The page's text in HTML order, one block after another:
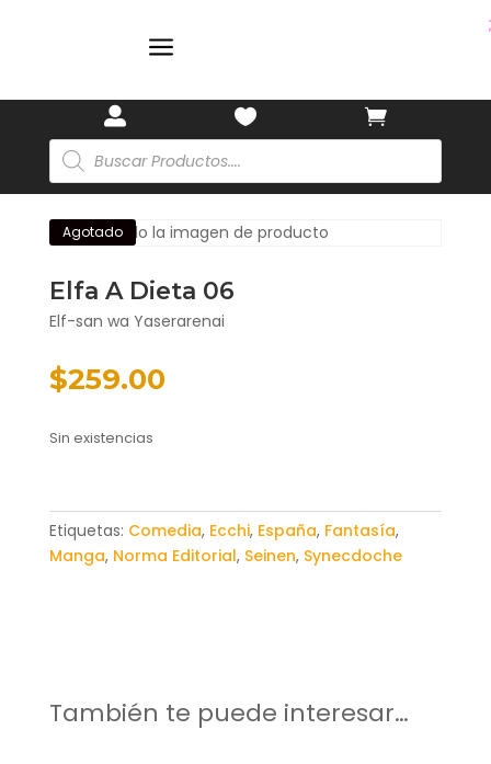
a
 

Búsqueda
de
productos
Agotado
Elfa A Dieta 06
Elf-san wa Yaserarenai
$259.00
Sin existencias
Etiquetas: Comedia, Ecchi, España, Fantasía,
Manga, Norma Editorial, Seinen, Synecdoche
También te puede interesar…